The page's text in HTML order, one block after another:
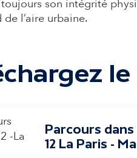
toujours son intégrité
l’aire urbaine.
le
Parcours dans
12 La Paris -